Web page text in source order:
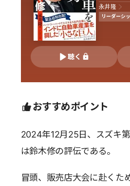
永井隆
リーダーシ
聴く
おすすめポイント
2024年12月25日、スズキ
は鈴木修の評伝である。
冒頭、販売店大会に赴くた